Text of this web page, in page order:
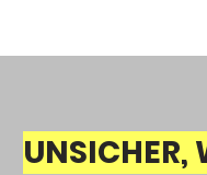
UNSICHER,